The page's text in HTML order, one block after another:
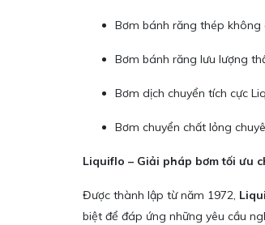
Bơm bánh răng thép không
Bơm bánh răng lưu lượng
Bơm dịch chuyển tích cực
Bơm chuyển chất lỏng
Liquiflo – Giải pháp bơm tối ưu
Được thành lập từ năm 1972,
biệt để đáp ứng những yêu cầu